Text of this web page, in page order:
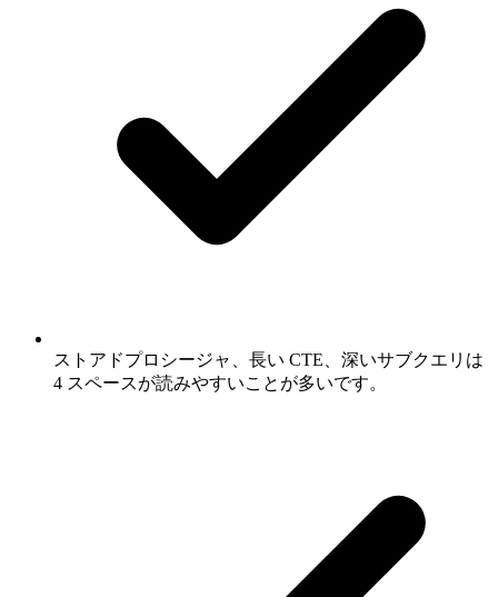
ストアドプロシージャ、長い CTE、深いサブクエリは
4 スペースが読みやすいことが多いです。